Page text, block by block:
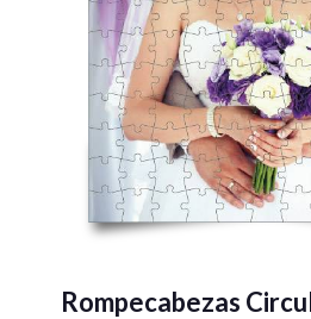
Rompecabezas